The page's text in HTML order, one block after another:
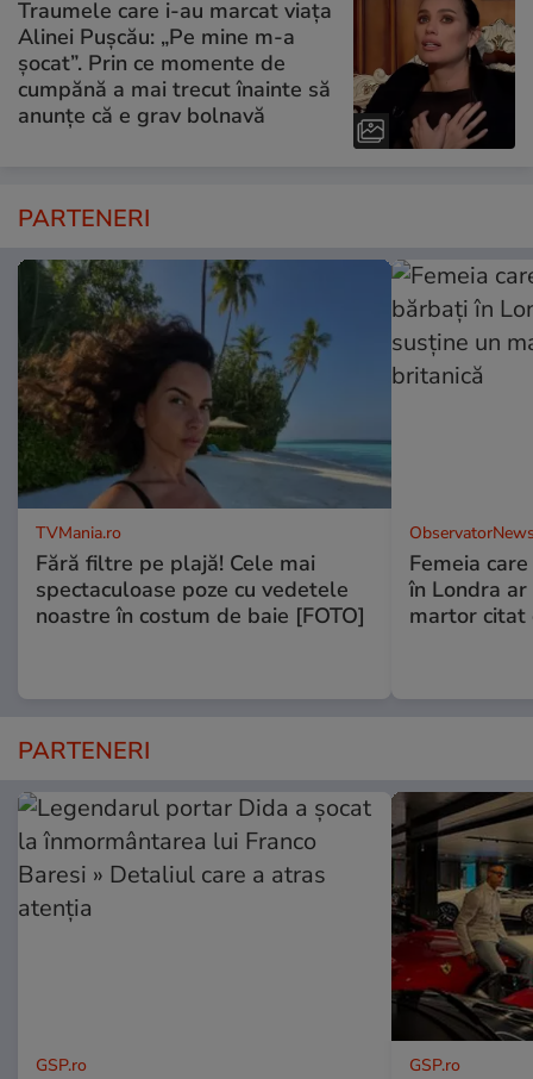
Traumele care i-au marcat viața
Alinei Pușcău: „Pe mine m-a
șocat”. Prin ce momente de
cumpănă a mai trecut înainte să
anunțe că e grav bolnavă
PARTENERI
TVMania.ro
Fără filtre pe plajă! Cele mai
spectaculoase poze cu vedetele
noastre în costum de baie [FOTO]
Femeia
în Londra ar
martor citat
PARTENERI
GSP.ro GSP.ro